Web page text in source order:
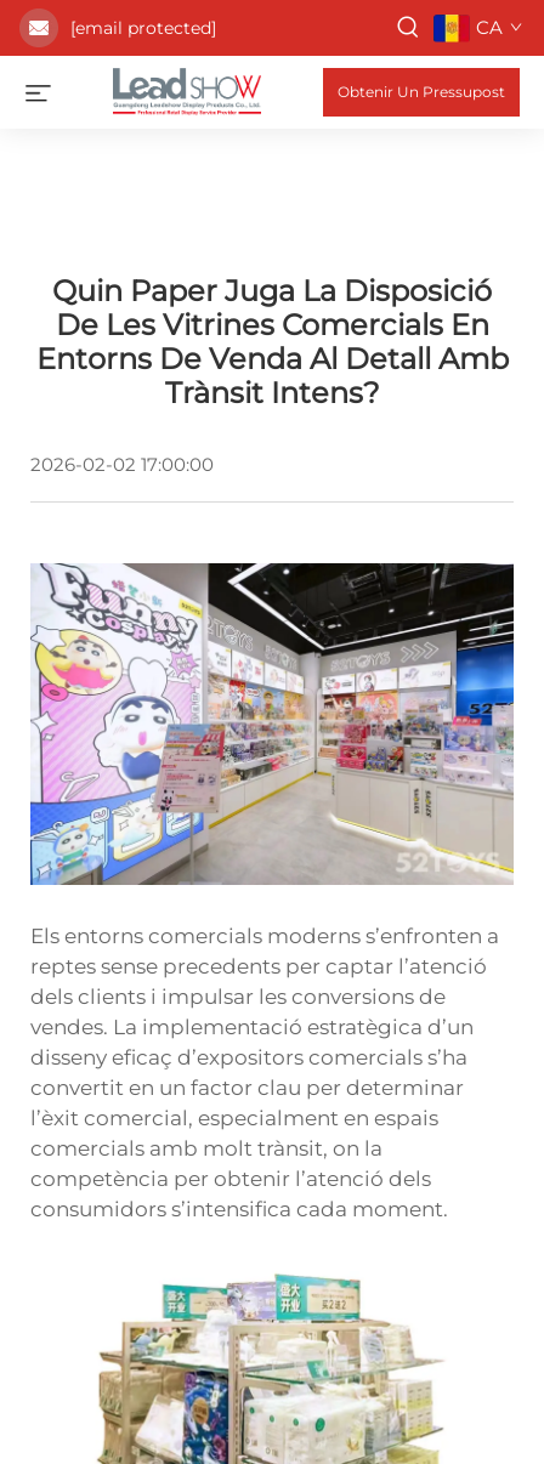
[email protected] CA
Obtenir Un Pressupost
Quin Paper Juga La Disposició
De Les Vitrines Comercials En
Entorns De Venda Al Detall Amb
Trànsit Intens?
2026-02-02 17:00:00
Els entorns comercials moderns s’enfronten a
reptes sense precedents per captar l’atenció
dels clients i impulsar les conversions de
vendes. La implementació estratègica d’un
disseny eficaç d’expositors comercials s’ha
convertit en un factor clau per determinar
l’èxit comercial, especialment en espais
comercials amb molt trànsit, on la
competència per obtenir l’atenció dels
consumidors s’intensifica cada moment.